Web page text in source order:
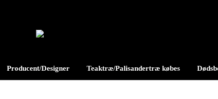
Producent/Designer Teaktræ/Palisandertræ købes